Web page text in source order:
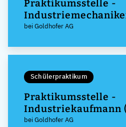
Praktikumsstelle -
bei Goldhofer AG
Schülerpraktikum
Praktikumsstelle -
Industriekaufmann
bei Goldhofer AG